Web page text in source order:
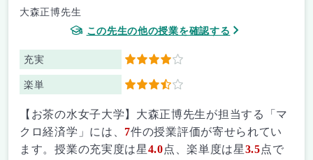
大森正博先生
この先生の他の授業を確認する
充実 4
楽単 3.5
【お茶の水女子大学】大森正博先生が担当する「マ
クロ経済学」には、 7件の授業評価が寄せられてい
ます。授業の充実度は星4.0点、楽単度は星3.5点で